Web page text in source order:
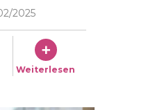
2025
Weiterlesen